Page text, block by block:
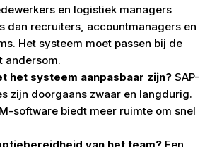
en logistiek managers
dan recruiters, accountmanagers en
Het systeem moet passen bij de
andersom.
het systeem aanpasbaar zijn? SAP-
zijn doorgaans zwaar en langdurig.
software biedt meer ruimte om snel